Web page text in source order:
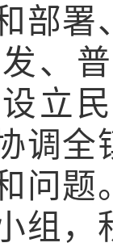
部署
、
立
调
问
组，